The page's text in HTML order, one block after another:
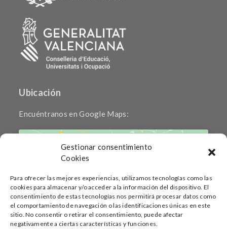
Gestionar consentimiento
Cookies
Para ofrecer las mejores experiencias, utilizamos tecnologías como las
cookies para almacenar y/o acceder a la información del dispositivo. El
consentimiento de estas tecnologías nos permitirá procesar datos como
el comportamiento de navegación o las identificaciones únicas en este
sitio. No consentir o retirar el consentimiento, puede afectar
negativamente a ciertas características y funciones.
Ubicación
Encuéntranos en Google Maps:
Haz clic para aceptar cookies de marketing
y permitir este contenido